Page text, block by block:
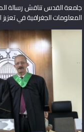
جامعة القدس تناقش رسالة
المعلومات الجغرافية في تعزيز